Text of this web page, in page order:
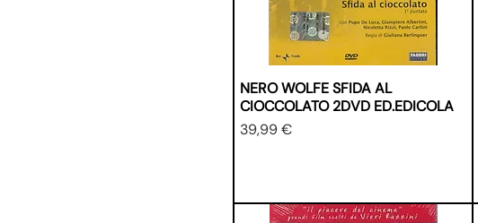
NERO WOLFE SFIDA AL
CIOCCOLATO 2DVD ED.EDICOLA
Prezzo
39,99 €